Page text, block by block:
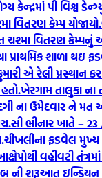
કેન્દ્રમાં પી
વિતરણ કેમ્પ યોજાયો.
ચશ્મા વિતરણ
પ્રાથમિક શાળા
એ રેલી પ્રસ્થાન
ખેરગામ તાલુકા
ના ઉમેદવાર ને
ભીનાર ખાતે – 23
ચીખલીના ફડવેલ મુખ્ય
વહીવટી
ની શરૂઆત ઇન્ડિયન